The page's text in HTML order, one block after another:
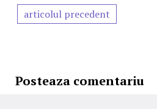
articolul precedent
Posteaza comentariu